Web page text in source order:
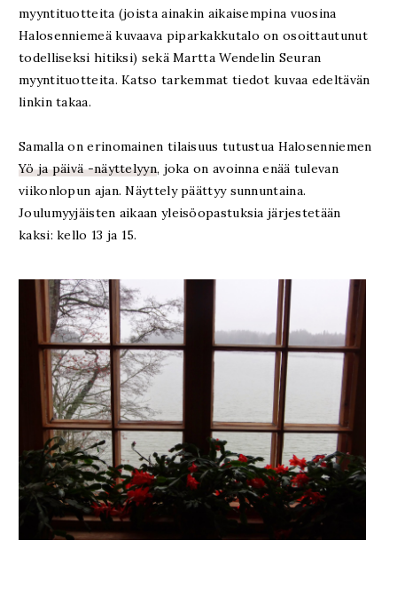
myyntituotteita (joista ainakin aikaisempina vuosina
Halosenniemeä kuvaava piparkakkutalo on osoittautunut
todelliseksi hitiksi) sekä Martta Wendelin Seuran
myyntituotteita. Katso tarkemmat tiedot kuvaa edeltävän
linkin takaa.
Samalla on erinomainen tilaisuus tutustua Halosenniemen
Yö ja päivä -näyttelyyn, joka on avoinna enää tulevan
viikonlopun ajan. Näyttely päättyy sunnuntaina.
Joulumyyjäisten aikaan yleisöopastuksia järjestetään
kaksi: kello 13 ja 15.